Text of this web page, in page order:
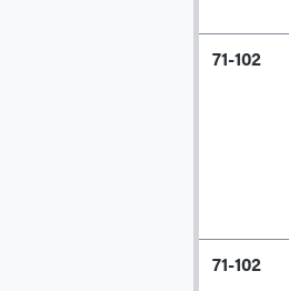
71-102
71-102